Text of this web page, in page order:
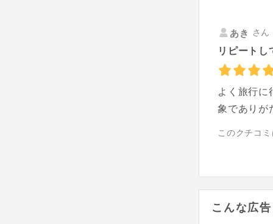
あき さ
リピートし
よく旅行に
象でありが
このクチコ
こんな広